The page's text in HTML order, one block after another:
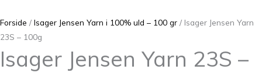
Forside / Isager Jensen Yarn i 100% uld – 100 gr / Isager Jensen Yarn
23S – 100g
Isager Jensen Yarn 23S –